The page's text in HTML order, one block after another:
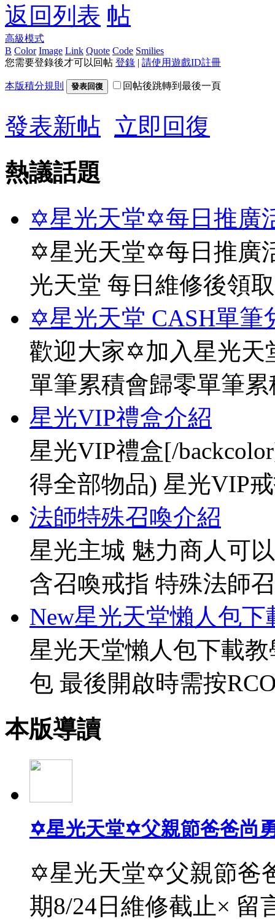
返回列表
高級模式
B Color Image Link Quote Code Smilies
您需要登錄後才可以回帖 登錄 | 請使用遊戲ID註冊
本版積分規則 發表回復 回帖後跳轉到最後一頁
發表新帖 立即回復
熱議話題
✡星光天堂✡每日推廣
✡星光天堂✡每日推廣
光天堂 每日維修後領
✡星光天堂 CASH單筆
歡迎大家✡加入星光天
單筆累積會歸零單筆
星光VIP禮盒介紹
星光VIP禮盒[/
得全部物品) 星光VIP
法師特殊召喚介紹
星光主城 魅力商人可
含召喚戒指 特殊法師
New星光天堂懶人包下
星光天堂懶人包下載
包 最後開啟時需按
本版導讀
✡星光天堂✡父親節爸爸尚
✡星光天堂✡父親節爸
期8/24日維修截止× 留